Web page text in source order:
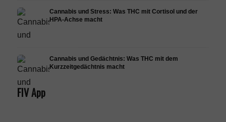
Cannabis und Stress: Was THC mit Cortisol und der
HPA-Achse macht
Cannabis und Gedächtnis: Was THC mit dem
Kurzzeitgedächtnis macht
FIV App